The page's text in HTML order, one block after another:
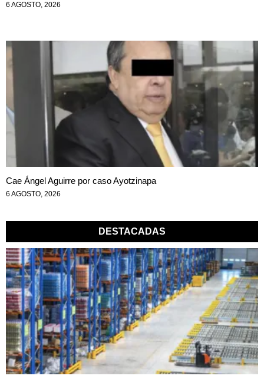
6 AGOSTO, 2026
Cae Ángel Aguirre por caso Ayotzinapa
6 AGOSTO, 2026
DESTACADAS